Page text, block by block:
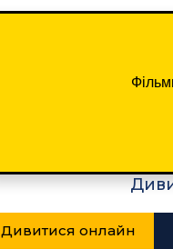
Дивитися онлайн